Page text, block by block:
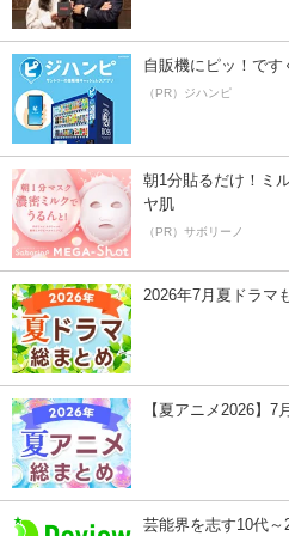
自販機にピッ！です
（PR）ジハンピ
朝1分貼るだけ！ミ
ヤ肌
（PR）サボリーノ
2026年7月夏ドラマ
【夏アニメ2026】7
芸能界を志す10代～